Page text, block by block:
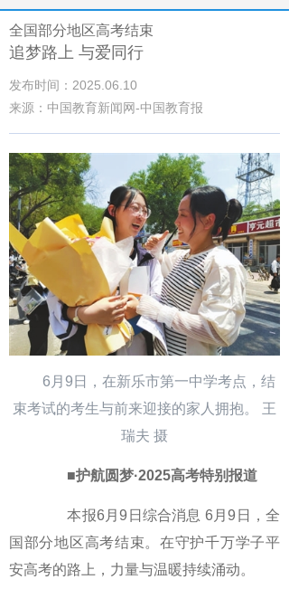
全国部分地区高考结束
追梦路上 与爱同行
发布时间：2025.06.10
来源：中国教育新闻网-中国教育报
6月9日，在新乐市第一中学考点，结
束考试的考生与前来迎接的家人拥抱。 王
瑞夫 摄
■护航圆梦·2025高考特别报道
本报6月9日综合消息 6月9日，全
国部分地区高考结束。在守护千万学子平
安高考的路上，力量与温暖持续涌动。